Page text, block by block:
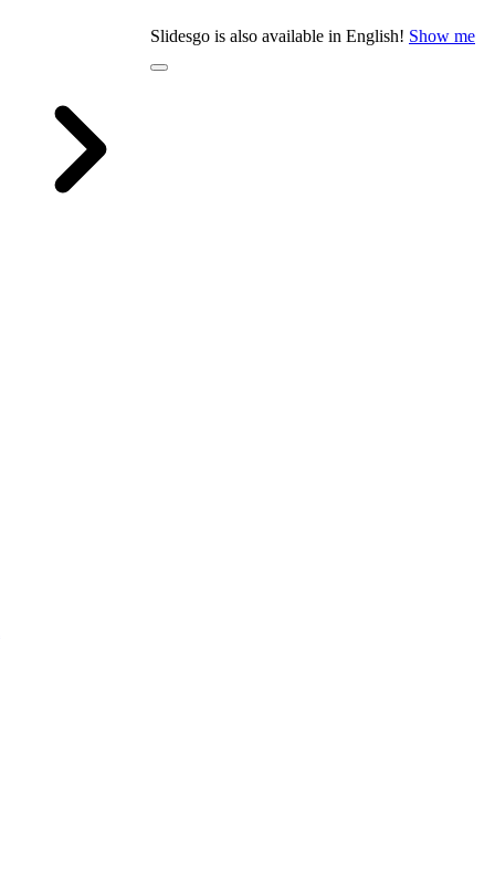
Slidesgo is also available in English! Show me